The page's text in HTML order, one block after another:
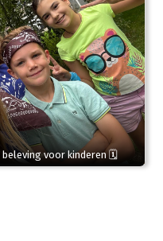
beleving voor kinderen 🗓